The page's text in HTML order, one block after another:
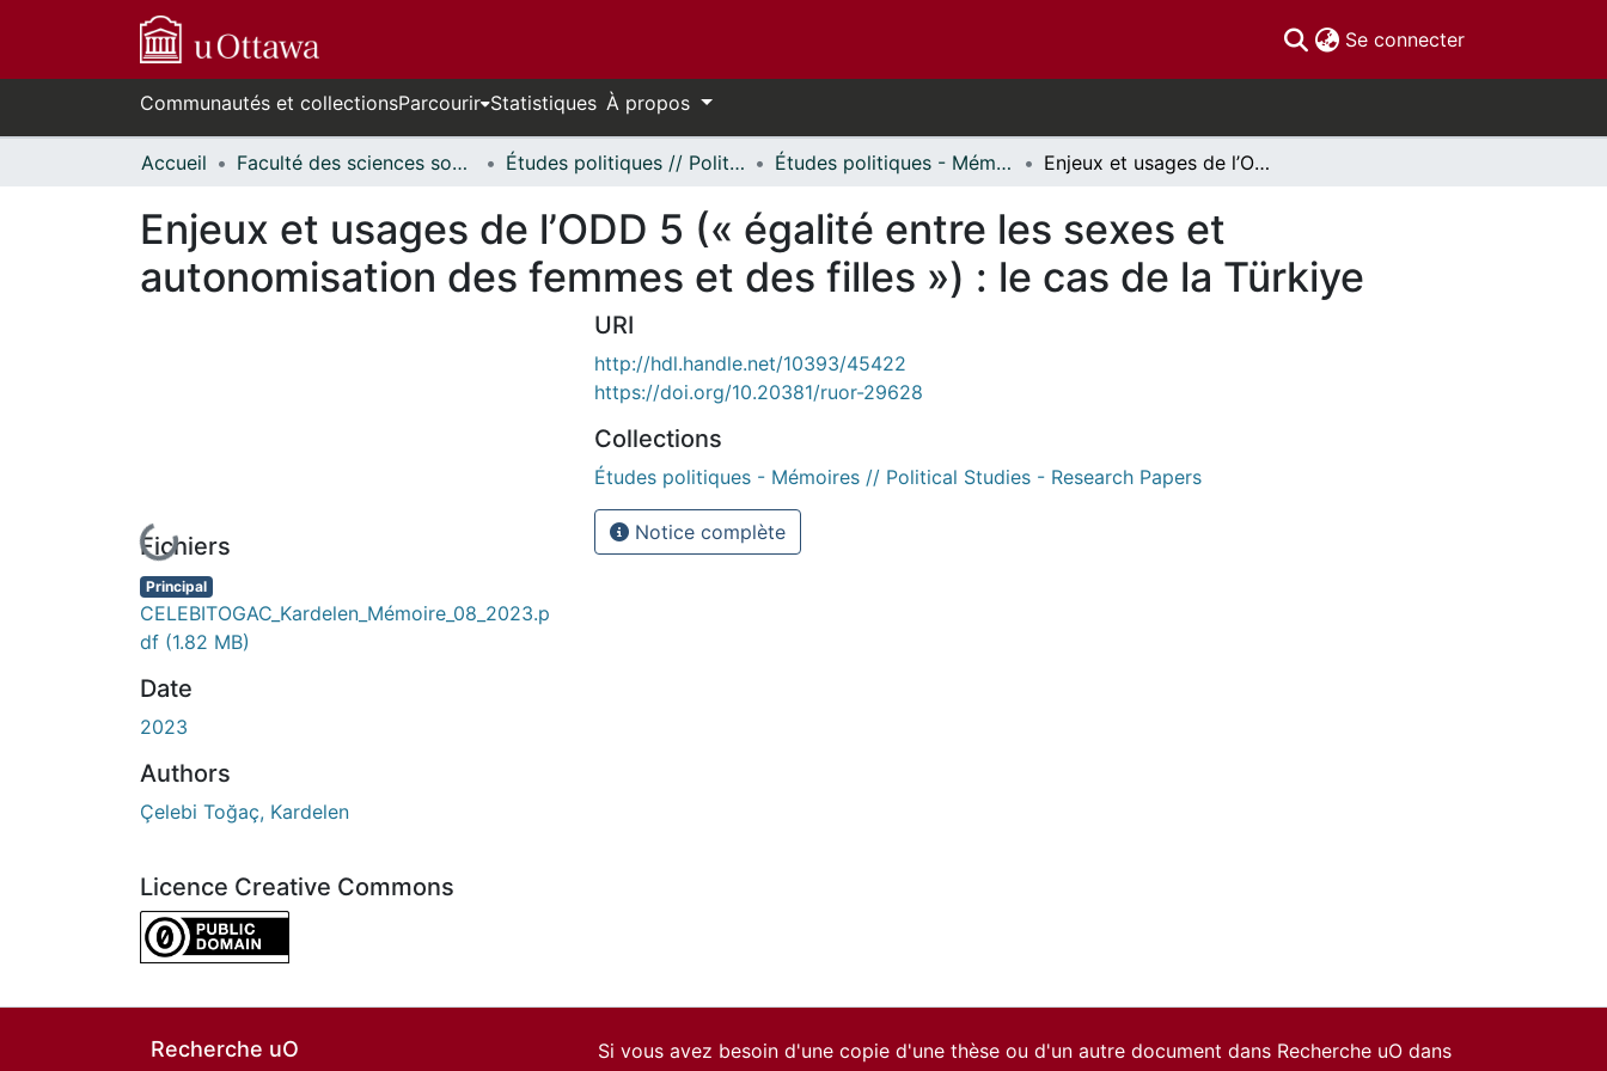
Se connecter(current)
Communautés et collectionsParcourir Statistiques À propos
Accueil Faculté des sciences sociales // Faculty of Social Sciences Études politiques // Political Studies Études politiques - Mémoires // Political Studies - Research Papers Enjeux et usages de l’ODD 5 (« égalité entre les sexes et autonomisation des femmes et des filles ») : le cas de la Türkiye
Enjeux et usages de l’ODD 5 (« égalité entre les sexes et
autonomisation des femmes et des filles ») : le cas de la Türkiye
En cours de chargement...
Fichiers
Principal
CELEBITOGAC_Kardelen_Mémoire_08_2023.p
df (1.82 MB)
Date
2023
Authors
Çelebi Toğaç, Kardelen
Licence Creative Commons
CC0 1.0 Universal
URI
http://hdl.handle.net/10393/45422
https://doi.org/10.20381/ruor-29628
Collections
Études politiques - Mémoires // Political Studies - Research Papers
Notice complète
Recherche uO
Si vous avez besoin d'une copie d'une thèse ou d'un autre document dans Recherche uO dans